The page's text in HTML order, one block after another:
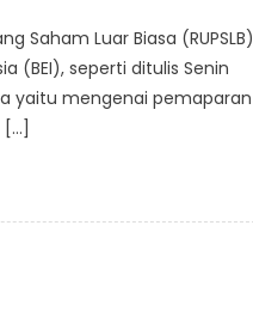
Saham Luar Biasa (RUPSLB)
(BEI), seperti ditulis Senin
yaitu mengenai pemaparan
[…]